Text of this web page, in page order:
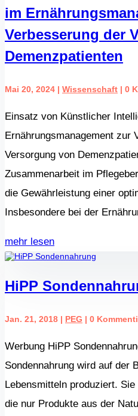
im
Verbesserung der
Demenzpatienten
Mai 20, 2024 | Wissenschaft | 0
Einsatz von Künstlicher
Ernährungsmanagement zur
Versorgung von
Zusammenarbeit im
die Gewährleistung einer
Insbesondere bei der
mehr lesen
HiPP
Jan. 21, 2018 | PEG | 0
Werbung HiPP
Sondennahrung wird auf der
Lebensmitteln produziert.
die nur Produkte aus der